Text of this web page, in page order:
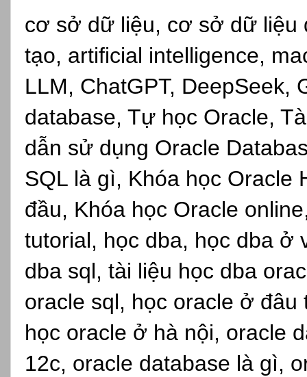
cơ sở dữ liệu, cơ sở dữ liệu
tạo, artificial intelligence,
LLM, ChatGPT, DeepSeek,
database, Tự học Oracle,
dẫn sử dụng Oracle
SQL là gì, Khóa học Oracle
đầu, Khóa học Oracle
tutorial, học dba, học dba ở
dba sql, tài liệu học dba
oracle sql, học oracle ở
học oracle ở hà nội, oracle
12c, oracle database là gì,